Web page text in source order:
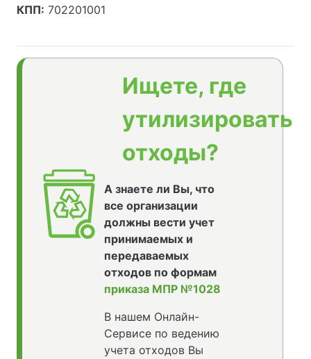
КПП: 702201001
Ищете, где
утилизировать
отходы?
А знаете ли Вы, что
все организации
должны вести учет
принимаемых и
передаваемых
отходов по формам
приказа МПР №1028
В нашем Онлайн-
Сервисе по ведению
учета отходов Вы